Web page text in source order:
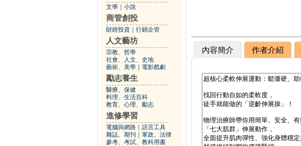
文學 小說
商管創投
財經投資 行銷企管
人文藝坊
宗教、哲學
社會、人文、史地
藝術、美學
電影戲劇
勵志養生
醫療、保健
料理、生活百科
教育、心理、勵志
進修學習
電腦與網路
語言工具
雜誌、期刊
軍政、法律
參考、考試、教科用書
內容簡介 作者介紹